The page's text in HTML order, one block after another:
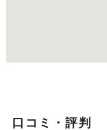
口コミ・評判